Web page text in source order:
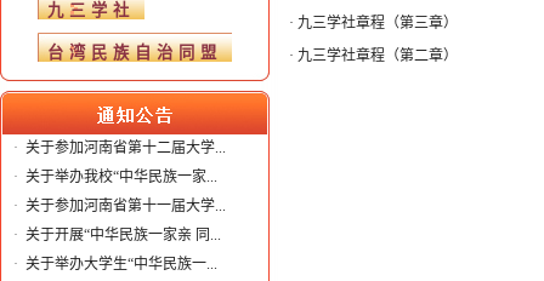
九三学社
台湾民族自治同盟
· 关于参加河南省第十二届大学...
· 关于举办我校“中华民族一家...
· 关于参加河南省第十一届大学...
· 关于开展“中华民族一家亲 同...
· 关于举办大学生“中华民族一...
· 九三学社章程（第三章）
· 九三学社章程（第二章）